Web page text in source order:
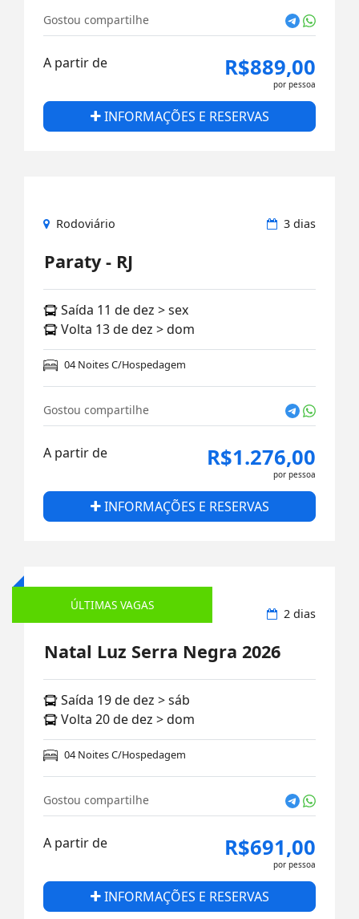
Gostou compartilhe
A partir de R$889,00
por pessoa
INFORMAÇÕES E RESERVAS
Rodoviário 3 dias
Paraty - RJ
Saída 11 de dez > sex
Volta 13 de dez > dom
04 Noites C/Hospedagem
Gostou compartilhe
A partir de R$1.276,00
por pessoa
INFORMAÇÕES E RESERVAS
ÚLTIMAS VAGAS
Rodoviário 2 dias
Natal Luz Serra Negra 2026
Saída 19 de dez > sáb
Volta 20 de dez > dom
04 Noites C/Hospedagem
Gostou compartilhe
A partir de R$691,00
por pessoa
INFORMAÇÕES E RESERVAS